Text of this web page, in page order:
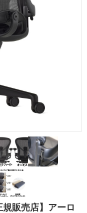
規販売店】アーロ